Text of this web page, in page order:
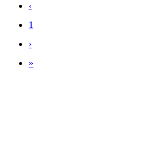
‹
1
›
»